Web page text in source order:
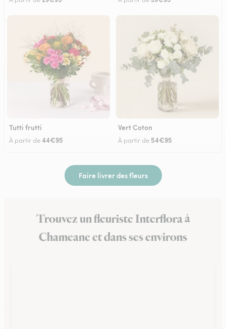
Tutti frutti
À partir de44€95
Vert Coton
À partir de 54€95
Faire livrer des fleurs
Trouvez un fleuriste Interflora à
Chameane et dans ses environs